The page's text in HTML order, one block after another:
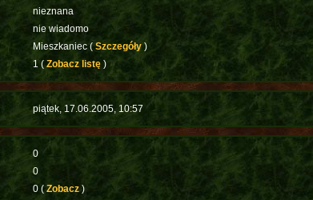
nieznana
nie wiadomo
Mieszkaniec ( Szczegóły )
1 (Zobacz listę )
piątek, 17.06.2005, 10:57
0
0
0 ( Zobacz )